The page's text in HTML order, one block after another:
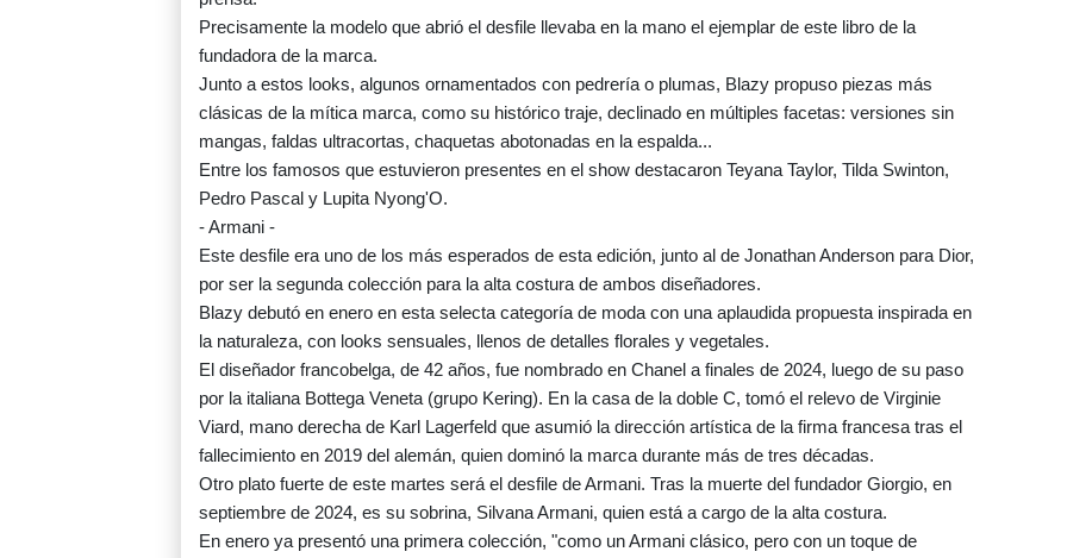
Precisamente la modelo que abrió el desfile llevaba en la mano el ejemplar de este libro de la
fundadora de la marca.
Junto a estos looks, algunos ornamentados con pedrería o plumas, Blazy propuso piezas más
clásicas de la mítica marca, como su histórico traje, declinado en múltiples facetas: versiones sin
mangas, faldas ultracortas, chaquetas abotonadas en la espalda...
Entre los famosos que estuvieron presentes en el show destacaron Teyana Taylor, Tilda Swinton,
Pedro Pascal y Lupita Nyong'O.
- Armani -
Este desfile era uno de los más esperados de esta edición, junto al de Jonathan Anderson para Dior,
por ser la segunda colección para la alta costura de ambos diseñadores.
Blazy debutó en enero en esta selecta categoría de moda con una aplaudida propuesta inspirada en
la naturaleza, con looks sensuales, llenos de detalles florales y vegetales.
El diseñador francobelga, de 42 años, fue nombrado en Chanel a finales de 2024, luego de su paso
por la italiana Bottega Veneta (grupo Kering). En la casa de la doble C, tomó el relevo de Virginie
Viard, mano derecha de Karl Lagerfeld que asumió la dirección artística de la firma francesa tras el
fallecimiento en 2019 del alemán, quien dominó la marca durante más de tres décadas.
Otro plato fuerte de este martes será el desfile de Armani. Tras la muerte del fundador Giorgio, en
septiembre de 2024, es su sobrina, Silvana Armani, quien está a cargo de la alta costura.
En enero ya presentó una primera colección, "como un Armani clásico, pero con un toque de